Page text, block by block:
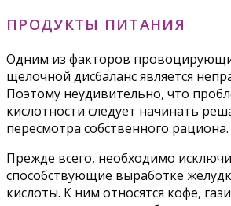
ПРОДУКТЫ ПИТАНИЯ
Одним из факторов
щелочной дисбаланс является
Поэтому неудивительно, что
кислотности следует начинать
пересмотра собственного рациона.
Прежде всего, необходимо
способствующие выработке
кислоты. К ним относятся кофе,